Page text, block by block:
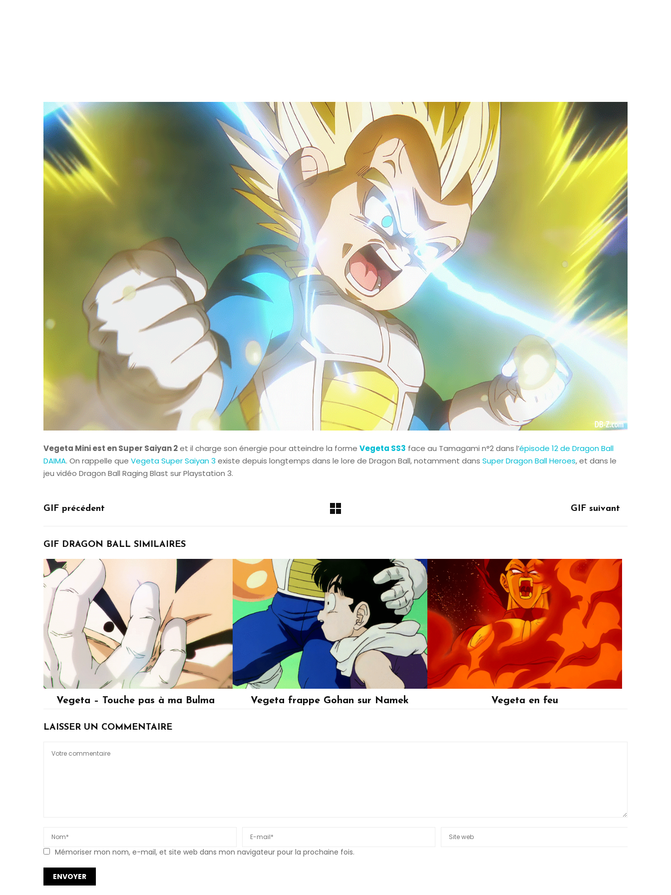
Vegeta Mini est en Super Saiyan 2et il charge son énergie pour atteindre la forme Vegeta SS3 face au Tamagami n°2 dans l’épisode 12 de Dragon Ball
DAIMA. On rappelle que Vegeta Super Saiyan 3 existe depuis longtemps dans le lore de Dragon Ball, notamment dans Super Dragon Ball Heroes, et dans le
jeu vidéo Dragon Ball Raging Blast sur Playstation 3.
GIF précédent GIF suivant
GIF DRAGON BALL SIMILAIRES
Vegeta – Touche pas à ma Bulma Vegeta frappe Gohan sur Namek Vegeta en feu
LAISSER UN COMMENTAIRE
Mémoriser mon nom, e-mail, et site web dans mon navigateur pour la prochaine fois.